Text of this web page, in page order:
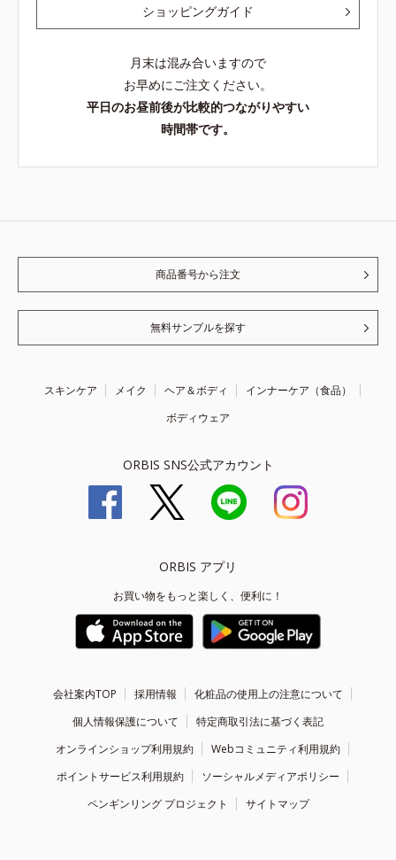
ショッピングガイド
月末は混み合いますので
お早めにご注文ください。
平日のお昼前後が比較的つながりやすい
時間帯です。
商品番号から注文
無料サンプルを探す
スキンケア メイク ヘア＆ボディ
インナーケア（食品）
ボディウェア
ORBIS SNS公式アカウント
ORBIS アプリ
お買い物をもっと楽しく、便利に！
会社案内TOP 採用情報
化粧品の使用上の注意について
個人情報保護について
特定商取引法に基づく表記
オンラインショップ利用規約
Webコミュニティ利用規約
ポイントサービス利用規約
ソーシャルメディアポリシー
ペンギンリング プロジェクト
サイトマップ